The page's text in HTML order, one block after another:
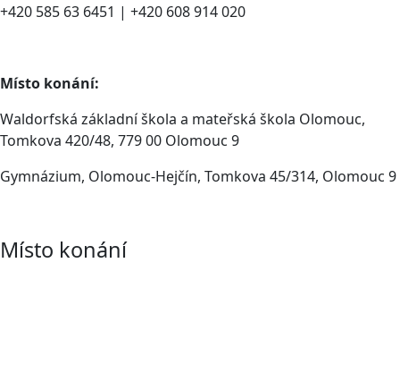
+420 585 63 6451 | +420 608 914 020
Místo konání:
Waldorfská základní škola a mateřská škola Olomouc,
Tomkova 420/48, 779 00 Olomouc 9
Gymnázium, Olomouc-Hejčín, Tomkova 45/314, Olomouc 9
Místo konání